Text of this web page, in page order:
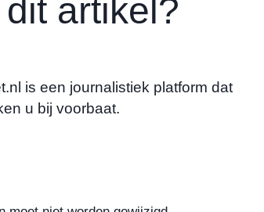
artikel?
is een journalistiek platform dat
u bij voorbaat.